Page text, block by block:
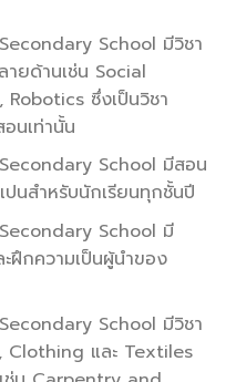
School มีวิชา
ายด้านเช่น Social
ซึ่งเป็นวิชา
อนเท่านั้น
School มีสอน
ปนสำหรับนักเรียนทุกชั้นปี
School มี
ฝึกความเป็นผู้นำของ
School มีวิชา
Clothing และ Textiles